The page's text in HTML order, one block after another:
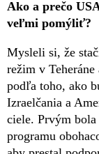
Ako a prečo
veľmi pomýliť?
Mysleli si, že
režim v
podľa toho, ako
Izraelčania a
ciele. Prvým
programu